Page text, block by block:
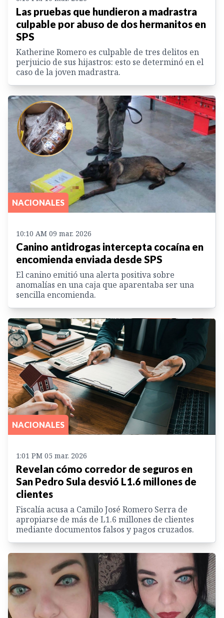
Las pruebas que hundieron a madrastra
culpable por abuso de dos hermanitos en
SPS
Katherine Romero es culpable de tres delitos en
perjuicio de sus hijastros: esto se determinó en el
caso de la joven madrastra.
NACIONALES
10:10 AM 09 mar. 2026
Canino antidrogas intercepta cocaína en
encomienda enviada desde SPS
El canino emitió una alerta positiva sobre
anomalías en una caja que aparentaba ser una
sencilla encomienda.
NACIONALES
1:01 PM 05 mar. 2026
Revelan cómo corredor de seguros en
San Pedro Sula desvió L1.6 millones de
clientes
Fiscalía acusa a Camilo José Romero Serra de
apropiarse de más de L1.6 millones de clientes
mediante documentos falsos y pagos cruzados.